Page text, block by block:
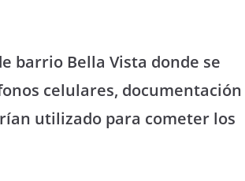
barrio Bella Vista donde se
celulares, documentación
utilizado para cometer los